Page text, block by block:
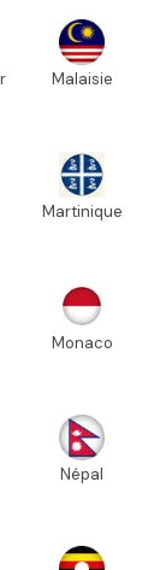
Malaisie
Martinique
Monaco
Népal